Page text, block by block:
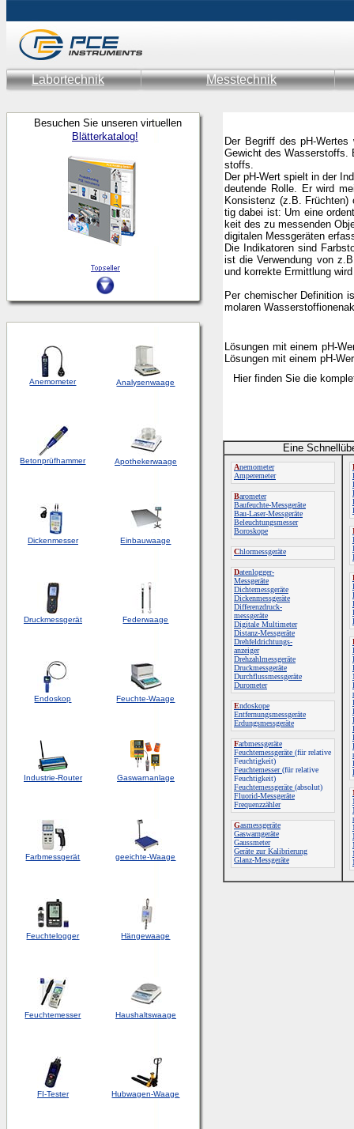
Labortechnik Messtechnik
Besuchen Sie unseren virtuellen
Blätterkatalog!
Anemometer Analysenwaage
Betonprüfhammer Apothekerwaage
Dickenmesser Einbauwaage
Druckmessgerät Federwaage
Endoskop Feuchte-Waage
Industrie-Router Gaswarnanlage
Farbmessgerät geeichte-Waage
Feuchtelogger Hängewaage
Feuchtemesser Haushaltswaage
FI-Tester Hubwagen-Waage
Der Begriff des pH-
Gewicht des Wasserstoffs.
stoffs.
Der pH-Wert spielt in der
deutende Rolle. Er wird
Konsistenz (z.B. Früchten)
tig dabei ist: Um eine
keit des zu messenden
digitalen Messgeräten
Die Indikatoren sind
ist die Verwendung von
und korrekte Ermittlung
Per chemischer Definition
molaren
Lösungen mit einem pH-
Lösungen mit einem pH-
Hier finden Sie die
Eine
Anemometer
Amperemeter
Barometer
Baufeuchte-Messgeräte
Bau-Laser-Messgeräte
Beleuchtungsmesser
Boroskope
Chlormessgeräte
Datenlogger-
Messgeräte
Dichtemessgeräte
Dickenmessgeräte
Differenzdruck-
messgeräte
Digitale Multimeter
Distanz-Messgeräte
Drehfeldrichtungs-
anzeiger
Drehzahlmessgeräte
Druckmessgeräte
Durchflussmessgeräte
Durometer
Endoskope
Entfernungsmessgeräte
Erdungsmessgeräte
Farbmessgeräte
Feuchtemessgeräte (für relative
Feuchtigkeit)
Feuchtemesser(für relative
Feuchtigkeit)
Feuchtemessgeräte (absolut)
Fluorid-Messgeräte
Frequenzzähler
Gasmessgeräte
Gaswarngeräte
Gaussmeter
Geräte zur Kalibrierung
Glanz-Messgeräte